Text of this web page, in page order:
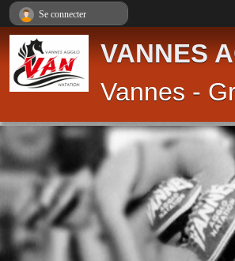
VANNES
Vannes -
Se connecter
Panneau de gestion des cookies